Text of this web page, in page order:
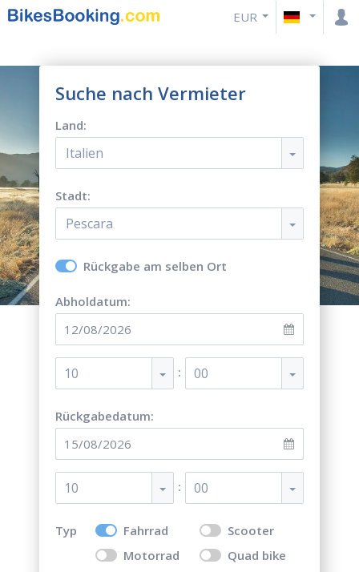
EUR
Suche nach Vermieter
Land:
Italien
Stadt:
Pescara
Rückgabe am selben Ort
Abholdatum:
10 : 00
Rückgabedatum:
10 : 00
Typ Fahrrad
Scooter
Motorrad
Quad bike